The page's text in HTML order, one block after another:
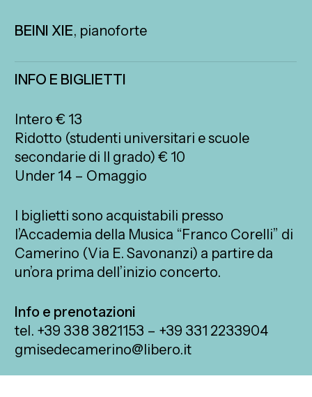
BEINI XIE, pianoforte
INFO E BIGLIETTI
Intero € 13
Ridotto (studenti universitari e scuole
secondarie di II grado) € 10
Under 14 – Omaggio
I biglietti sono acquistabili presso
l’Accademia della Musica “Franco Corelli” di
Camerino (Via E. Savonanzi) a partire da
un’ora prima dell’inizio concerto.
Info e prenotazioni
tel. +39 338 3821153 – +39 331 2233904
gmisedecamerino@libero.it